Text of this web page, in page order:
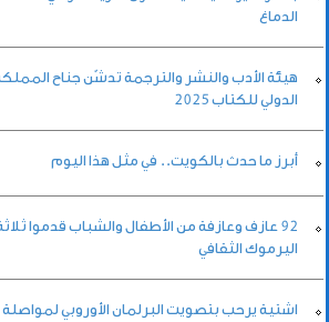
الدماغ
هيئة الأدب والنشر والترجمة تدشّن جناح
الدولي للكتاب 2025
أبرز ما حدث بالكويت.. في مثل هذا اليوم
92 عازف وعازفة من الأطفال والشباب قدموا
اليرموك الثقافي
اشتية يرحب بتصويت البرلمان الأوروبي